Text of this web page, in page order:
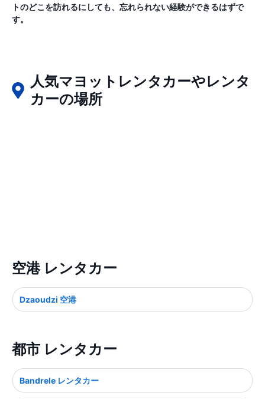
トのどこを訪れるにしても、忘れられない経験ができるはずで
す。
人気マヨットレンタカーやレンタ
カーの場所
空港 レンタカー
Dzaoudzi 空港
都市 レンタカー
Bandrele レンタカー